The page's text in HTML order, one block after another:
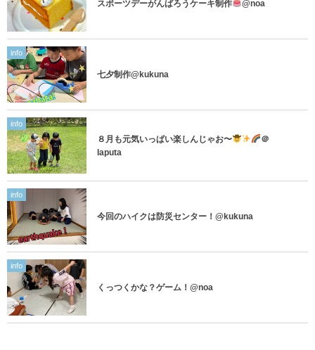
スポーツデーがんばろうケーキ制作 @noa
info
七夕制作@kukuna
info
８月も元気いっぱい楽しんじゃお〜
＠
laputa
info
今回のハイクは防災センター！@kukuna
info
くっつくかな？ゲーム！@noa